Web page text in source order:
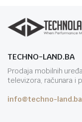
TECHNO-LAND.BA
Prodaja mobilnih
televizora, računara i
info@techno-land.ba